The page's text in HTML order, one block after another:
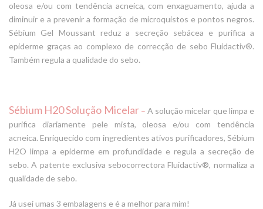
oleosa e/ou com tendência acneica, com enxaguamento, ajuda a
diminuir e a prevenir a formação de microquistos e pontos negros.
Sébium Gel Moussant reduz a secreção sebácea e purifica a
epiderme graças ao complexo de correcção de sebo Fluidactiv®.
Também regula a qualidade do sebo.
Sébium H20 Solução Micelar –A solução micelar que limpa e
purifica diariamente pele mista, oleosa e/ou com tendência
acneica. Enriquecido com ingredientes ativos purificadores, Sébium
H2O limpa a epiderme em profundidade e regula a secreção de
sebo. A patente exclusiva sebocorrectoraFluidactiv®, normaliza a
qualidade de sebo.
Já usei umas 3 embalagens e é a melhor para mim!